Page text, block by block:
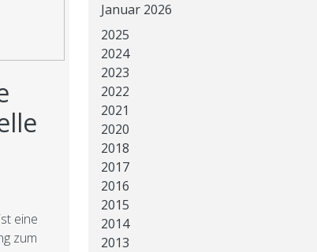
eine
zum
Januar 2026
2025
2024
2023
2022
2021
2020
2018
2017
2016
2015
2014
2013